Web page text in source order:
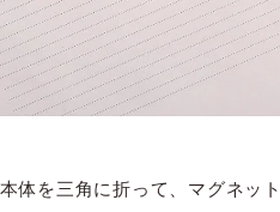
体を三角に折って、マグネッ